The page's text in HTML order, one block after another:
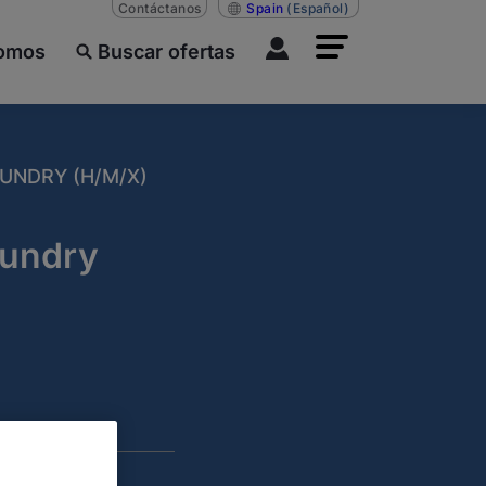
Buscar ofertas
Contáctanos Spain (Español)
(H/M/X)